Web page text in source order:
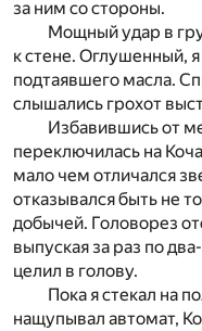
за ним со стороны.
Мощный удар в
к стене. Оглушенный, я
подтаявшего масла.
слышались грохот
Избавившись от
переключилась на
мало чем отличался
отказывался быть не
добычей. Головорез
выпуская за раз по
целил в голову.
Пока я стекал на
нащупывал автомат,